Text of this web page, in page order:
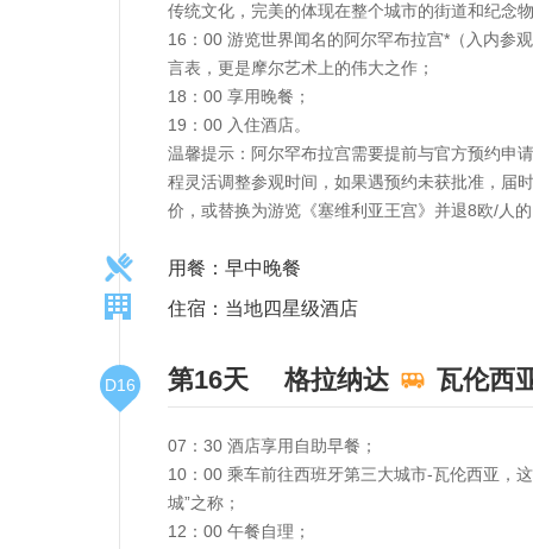
传统文化，完美的体现在整个城市的街道和纪念
16：00 游览世界闻名的阿尔罕布拉宫*（入内参
言表，更是摩尔艺术上的伟大之作；
18：00 享用晚餐；
19：00 入住酒店。
温馨提示：阿尔罕布拉宫需要提前与官方预约申
程灵活调整参观时间，如果遇预约未获批准，届
价，或替换为游览《塞维利亚王宫》并退8欧/人
用餐：早中晚餐
住宿：当地四星级酒店
D16 第16天 格拉纳达 瓦伦西
07：30 酒店享用自助早餐；
10：00 乘车前往西班牙第三大城市-瓦伦西亚，
城”之称；
12：00 午餐自理；